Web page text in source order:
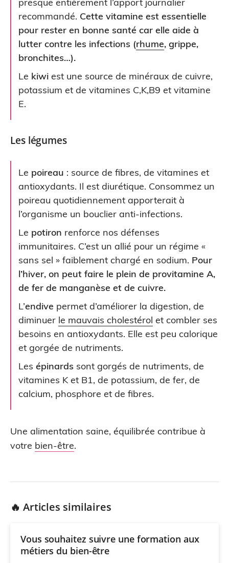
recommandé. Cette vitamine est essentielle
pour rester en bonne santé car elle aide à
lutter contre les infections (rhume, grippe,
bronchites…).
Le kiwiest une source de minéraux de cuivre,
potassium et de vitamines C,K,B9 et vitamine
E.
Les légumes
Le poireau : source de fibres, de vitamines et
antioxydants. Il est diurétique. Consommez un
poireau quotidiennement apporterait à
l’organisme un bouclier anti-infections.
Le potiron renforce nos défenses
immunitaires. C’est un allié pour un régime «
sans sel » faiblement chargé en sodium. Pour
l’hiver, on peut faire le plein de provitamine A,
de fer de manganèse et de cuivre.
L’endive permet d’améliorer la digestion, de
diminuer le mauvais cholestérol et combler ses
besoins en antioxydants. Elle est peu calorique
et gorgée de nutriments.
Les épinards sont gorgés de nutriments, de
vitamines K et B1, de potassium, de fer, de
calcium, phosphore et de fibres.
Une alimentation saine, équilibrée contribue à
votre bien-être.
🔥 Articles similaires
Vous souhaitez suivre une formation aux
métiers du bien-être